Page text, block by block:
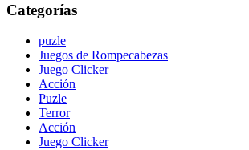
Categorías
puzle
Juegos de Rompecabezas
Juego Clicker
Acción
Puzle
Terror
Acción
Juego Clicker